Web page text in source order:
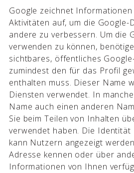
Google zeichnet
Aktivitäten auf, um die Google-
andere zu verbessern. Um die
verwenden zu können,
sichtbares, öffentliches
zumindest den für das Profil
enthalten muss. Dieser Name
Diensten verwendet. In
Name auch einen anderen
Sie beim Teilen von Inhalten
verwendet haben. Die
kann Nutzern angezeigt
Adresse kennen oder über
Informationen von Ihnen